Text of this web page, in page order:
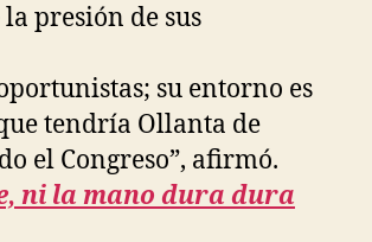
presión de sus
su entorno es
tendría Ollanta de
el Congreso”, afirmó.
ni la mano dura dura